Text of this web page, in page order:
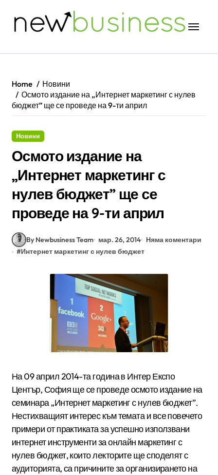
Home
Новини
Осмото издание на „Интернет маркетинг с нулев
бюджет” ще се проведе на 9-ти април
Новини
Осмото издание на
„Интернет маркетинг с
нулев бюджет” ще се
проведе на 9-ти април
By Newbusiness Team мар. 26, 2014
Няма коментари
#Интернет маркетинг с нулев бюджет
На 09 април 2014-та година в Интер Експо
Център, София ще се проведе осмото издание на
семинара „Интернет маркетинг с нулев бюджет”.
Нестихващият интерес към темата и все повечето
примери от практиката за успешно използвани
интернет инструменти за онлайн маркетинг с
нулев бюджет, които лекторите ще споделят с
аудиторията, са причините за организирането на